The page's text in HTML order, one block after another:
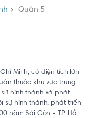
Quận 5
Minh, có diện tích lớn
thuộc khu vực trung
hình thành và phát
sự hình thành, phát triển
năm Sài Gòn - TP. Hồ